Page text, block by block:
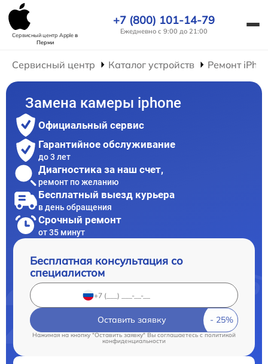
Сервисный центр Appleв
Перми
+7 (800) 101-14-79
Ежедневно с 9:00 до 21:00
Сервисный центр Каталог устройств Ремонт
Замена камеры iphone
Официальный сервис
Гарантийное обслуживание
до 3 лет
Диагностика за наш счет,
ремонт по желанию
Бесплатный выезд курьера
в день обращения
Срочный ремонт
от 35 минут
Бесплатная консультация со
специалистом
Оставить заявку
Нажимая на кнопку "Оставить заявку" Вы соглашаетесь cполитикой
конфиденциальности